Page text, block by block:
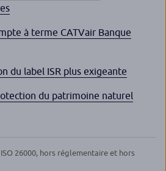
à terme CATVair Banque
du label ISR plus exigeante
du patrimoine naturel
26000, hors réglementaire et hors